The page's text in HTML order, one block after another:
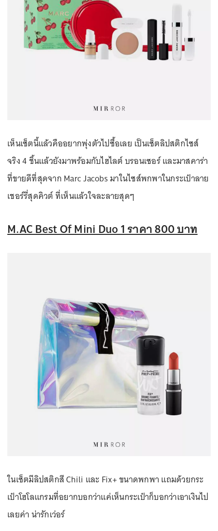
เห็นเซ็ตนี้แล้วคืออยากพุ่งตัวไปซื้อเลย เป็นเซ็ตลิปสติกไซส์
จริง 4 ชิ้นแล้วยังมาพร้อมกับไฮไลต์ บรอนเซอร์ และมาสคาร่า
ที่ขายดีที่สุดจาก Marc Jacobs มาในไซส์พกพาในกระเป๋าลาย
เชอร์รี่สุดคิวต์ ที่เห็นแล้วใจละลายสุดๆ
M.AC Best Of Mini Duo 1 ราคา 800 บาท
ในเซ็ตมีลิปสติกสี Chili และ Fix+ ขนาดพกพา แถมด้วยกระ
เป๋าโฮโลแกรมที่อยากบอกว่าแค่เห็นกระเป๋าก็บอกว่าเอาเงินไป
เลยค่า น่ารักเว่อร์